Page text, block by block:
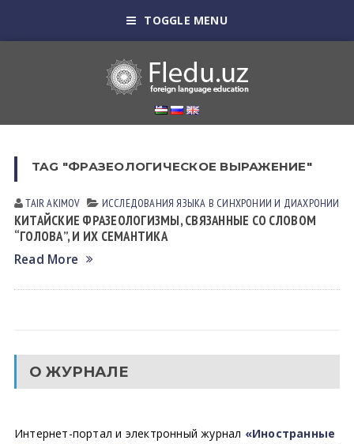
TOGGLE MENU
TAG "ФРАЗЕОЛОГИЧЕСКОЕ ВЫРАЖЕНИЕ"
TAIR АKIMOV ИССЛЕДОВАНИЯ ЯЗЫКА В СИНХРОНИИ И ДИАХРОНИИ
КИТАЙСКИЕ ФРАЗЕОЛОГИЗМЫ, СВЯЗАННЫЕ СО СЛОВОМ
“ГОЛОВА”, И ИХ СЕМАНТИКА
Read More
О ЖУРНАЛЕ
Интернет-портал и электронный журнал «Иностранные